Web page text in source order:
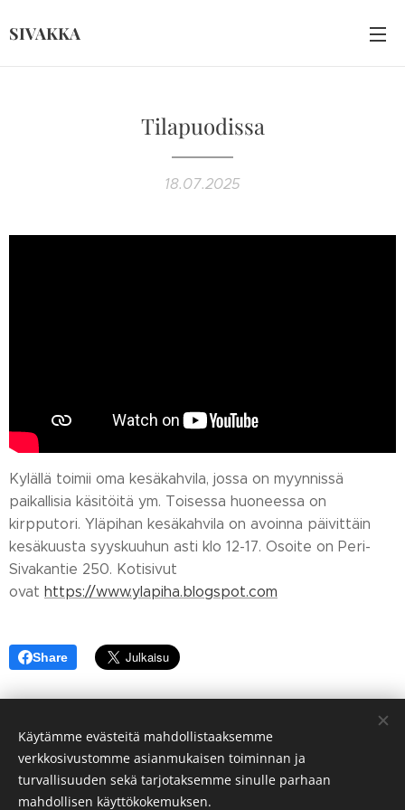
SIVAKKA
Tilapuodissa
18.07.2025
Kylällä toimii oma kesäkahvila, jossa on myynnissä
paikallisia käsitöitä ym. Toisessa huoneessa on
kirpputori. Yläpihan kesäkahvila on avoinna päivittäin
kesäkuusta syyskuuhun asti klo 12-17. Osoite on Peri-
Sivakantie 250. Kotisivut
ovat https://www.ylapiha.blogspot.com
Share
Käytämme evästeitä mahdollistaaksemme
verkkosivustomme asianmukaisen toiminnan ja
turvallisuuden sekä tarjotaksemme sinulle parhaan
mahdollisen käyttökokemuksen.